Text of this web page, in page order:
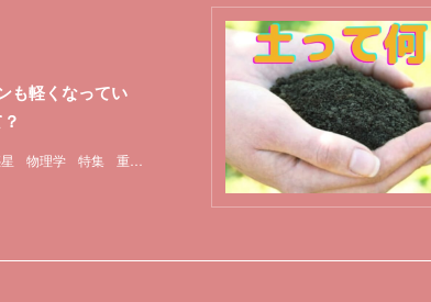
物理学 特集 重力
も軽くなってい